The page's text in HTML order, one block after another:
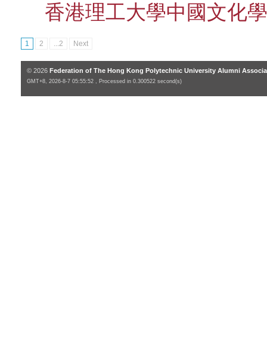
香港理工大學中國文化
1 2 ...2 Next
© 2026 Federation of The Hong Kong Polytechnic University Alumni
GMT+8, 2026-8-7 05:55:52 , Processed in 0.300522 second(s)